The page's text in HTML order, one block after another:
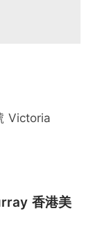
Victoria
香港美